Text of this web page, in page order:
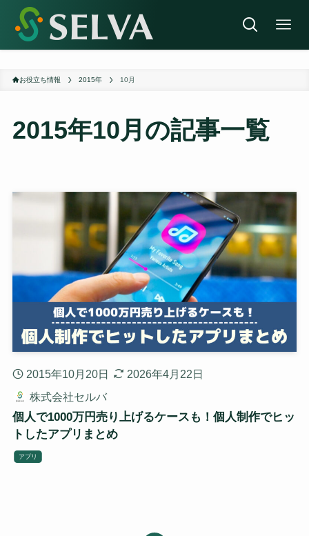
お役立ち情報 2015年 10月
2015年10月 の記事一覧
2015年10月20日
2026年4月22日
株式会社セルバ
個人で1000万円売り上げるケースも！個人制作でヒッ
トしたアプリまとめ
アプリ